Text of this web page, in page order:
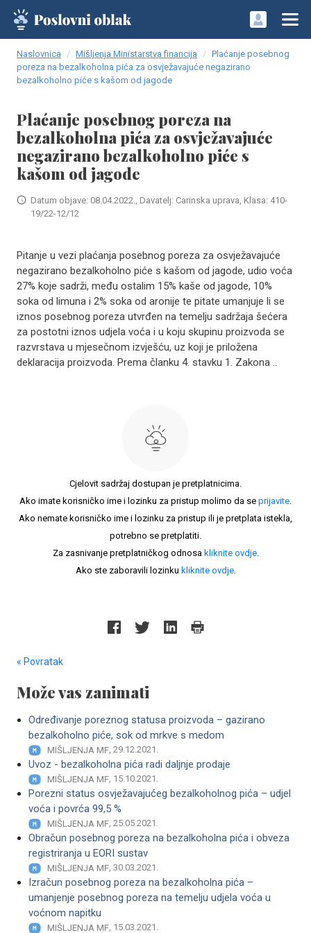
Naslovnica Mišljenja Ministarstva financija
Plaćanje posebnog
poreza na bezalkoholna pića za osvježavajuće negazirano
bezalkoholno piće s kašom od jagode
Plaćanje posebnog poreza na
bezalkoholna pića za osvježavajuće
negazirano bezalkoholno piće s
kašom od jagode
Datum objave: 08.04.2022., Davatelj: Carinska uprava, Klasa: 410-
19/22-12/12
Pitanje u vezi plaćanja posebnog poreza za osvježavajuće
negazirano bezalkoholno piće s kašom od jagode, udio voća
27% koje sadrži, među ostalim 15% kaše od jagode, 10%
soka od limuna i 2% soka od aronije te pitate umanjuje li se
iznos posebnog poreza utvrđen na temelju sadržaja šećera
za postotni iznos udjela voća i u koju skupinu proizvoda se
razvrstava u mjesečnom izvješću, uz koji je priložena
deklaracija proizvoda. Prema članku 4. stavku 1. Zakona ..
Cjelovit sadržaj dostupan je pretplatnicima.
Ako imate korisničko ime i lozinku za pristup molimo da se prijavite.
Ako nemate korisničko ime i lozinku za pristup ili je pretplata istekla,
potrebno se pretplatiti.
Za zasnivanje pretplatničkog odnosa kliknite ovdje.
Ako ste zaboravili lozinku kliknite ovdje.
« Povratak
Može vas zanimati
Određivanje poreznog statusa proizvoda – gazirano
bezalkoholno piće, sok od mrkve s medom
MIŠLJENJA MF, 29.12.2021.
Uvoz - bezalkoholna pića radi daljnje prodaje
MIŠLJENJA MF, 15.10.2021.
Porezni status osvježavajućeg bezalkoholnog pića – udjel
voća i povrća 99,5 %
MIŠLJENJA MF, 25.05.2021.
Obračun posebnog poreza na bezalkoholna pića i obveza
registriranja u EORI sustav
MIŠLJENJA MF, 30.03.2021.
Izračun posebnog poreza na bezalkoholna pića –
umanjenje posebnog poreza na temelju udjela voća u
voćnom napitku
MIŠLJENJA MF, 15.03.2021.